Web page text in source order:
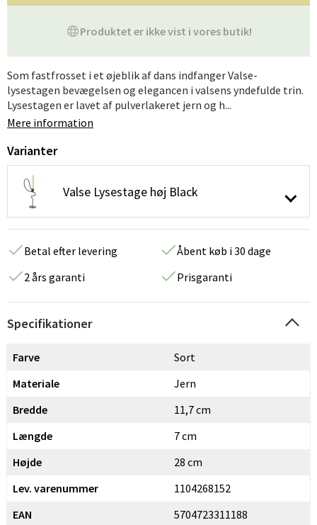
Produktet er ikke vist i vores butik!
Som fastfrosset i et øjeblik af dans indfanger Valse-
lysestagen bevægelsen og elegancen i valsens yndefulde trin.
Lysestagen er lavet af pulverlakeret jern og h...
Mere information
Varianter
Valse Lysestage høj Black
Betal efter levering
Åbent køb i 30 dage
2 års garanti
Prisgaranti
Specifikationer
Farve
Sort
Materiale
Jern
Bredde
11,7 cm
Længde
7 cm
Højde
28 cm
Lev. varenummer
1104268152
EAN
5704723311188